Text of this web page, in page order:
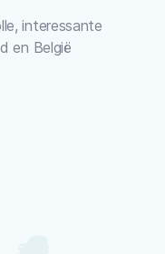
interessante
en België